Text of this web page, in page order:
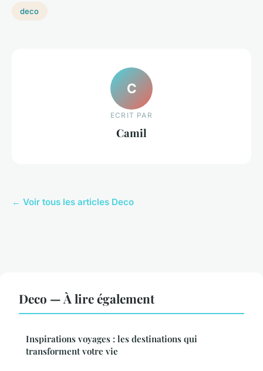
deco
C
ECRIT PAR
Camil
← Voir tous les articles Deco
Deco — À lire également
Inspirations voyages : les destinations qui
transforment votre vie